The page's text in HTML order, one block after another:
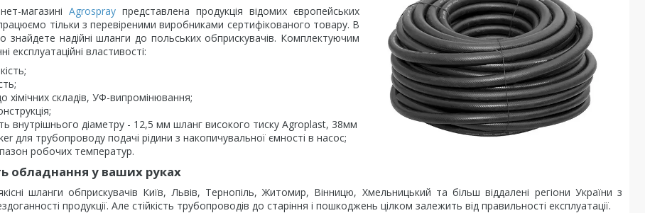
магазині Agrospray представлена продукція відомих європейських
тільки з перевіреними виробниками сертифікованого товару. В
знайдете надійні шланги до польських обприскувачів. Комплектуючим
експлуатаційні властивості:
хімічних складів, УФ-випромінювання;
внутрішнього діаметру - 12,5 мм шланг високого тиску Agroplast, 38мм
для трубопроводу подачі рідини з накопичувальної ємності в насос;
робочих температур.
обладнання у ваших руках
шланги обприскувачів Київ, Львів, Тернопіль, Житомир, Вінницю, Хмельницький та більш віддалені регіони України з
продукції. Але стійкість трубопроводів до старіння і пошкоджень цілком залежить від правильності експлуатації.